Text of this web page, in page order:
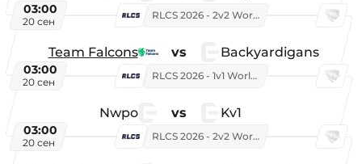
03:00
20 сен
RLCS 2026 - 2v2 World Championship
Team Falcons vs Backyardigans
03:00
20 сен
RLCS 2026 - 1v1 World Championship
Nwpo vs Kv1
03:00
20 сен
RLCS 2026 - 2v2 World Championship